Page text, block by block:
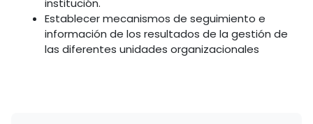
institución.
Establecer mecanismos de seguimiento e
información de los resultados de la gestión de
las diferentes unidades organizacionales